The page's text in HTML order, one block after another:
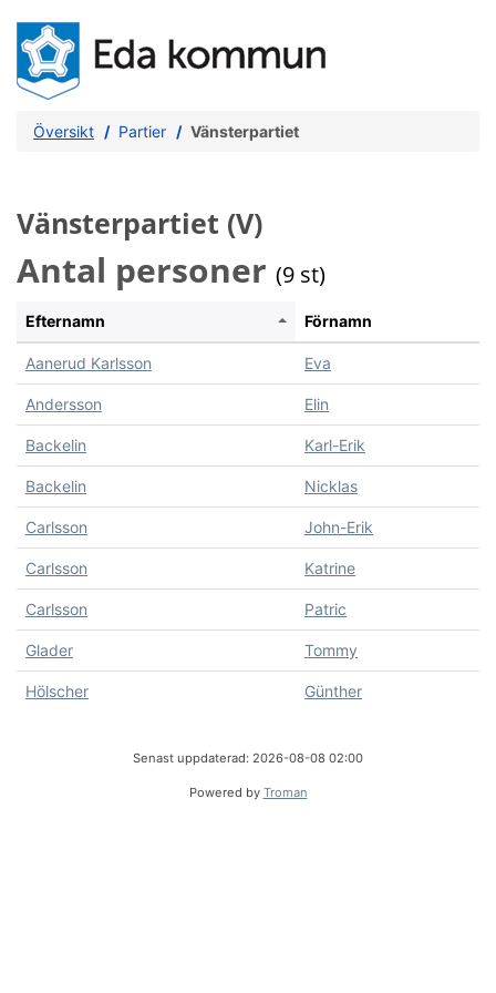
Översikt Partier Vänsterpartiet
Vänsterpartiet (V)
Antal personer (9 st)
Efternamn Förnamn
Aanerud Karlsson Eva
Andersson Elin
Backelin Karl-Erik
Backelin Nicklas
Carlsson John-Erik
Carlsson Katrine
Carlsson Patric
Glader Tommy
Hölscher Günther
Senast uppdaterad: 2026-08-08 02:00
Powered by Troman